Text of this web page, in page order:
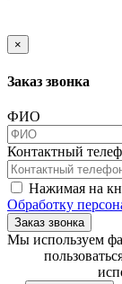
×
Заказ звонка
ФИО
Контактный
Нажимая на
Обработку
Заказ звонка
​​​​​​​Мы используем